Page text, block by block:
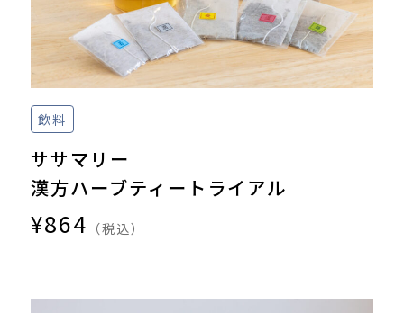
飲料
ササマリー
漢方ハーブティートライアル
¥864 （税込）